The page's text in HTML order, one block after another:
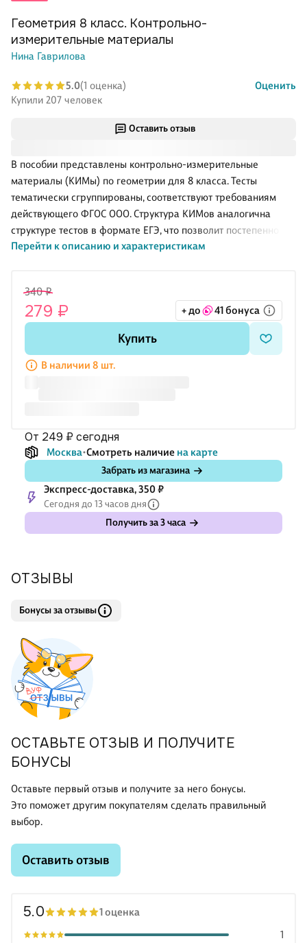
Оставить отзыв
В пособии представлены контрольно-измерительные
материалы (КИМы) по геометрии для 8 класса. Тесты
тематически сгруппированы, соответствуют требованиям
действующего ФГОС ООО. Структура КИМов аналогична
структуре тестов в формате ЕГЭ, что позволит постепенно
подготовить учащихся к работе с подобным материалом. В
Издание адресовано учителям, школьникам и их родителям.
Перейти к описанию и характеристикам
Геометрия 8 класс. Контрольно-
измерительные материалы
Нина Гаврилова
5.0(1 оценка)
Оценить
Купили 207 человек
340 ₽
279 ₽ + до 41 бонуса
Купить
В наличии 8 шт.
от 249 ₽ сегодня
Москва Смотреть наличие на карте
Забрать из магазина
Экспресс-доставка, 350 ₽
Сегодня до 13 часов дня
Получить за 3 часа
ОТЗЫВЫ
Бонусы за отзывы
ОСТАВЬТЕ ОТЗЫВ И ПОЛУЧИТЕ
БОНУСЫ
Оставьте первый отзыв и получите за него бонусы.
Это поможет другим покупателям сделать правильный
выбор.
Оставить отзыв
5.0 1 оценка
1